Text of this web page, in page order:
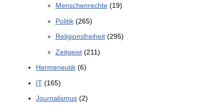
Menschenrechte(19)
Politik(265)
Religionsfreiheit(295)
Zeitgeist(211)
Hermeneutik(6)
IT(165)
Journalismus(2)